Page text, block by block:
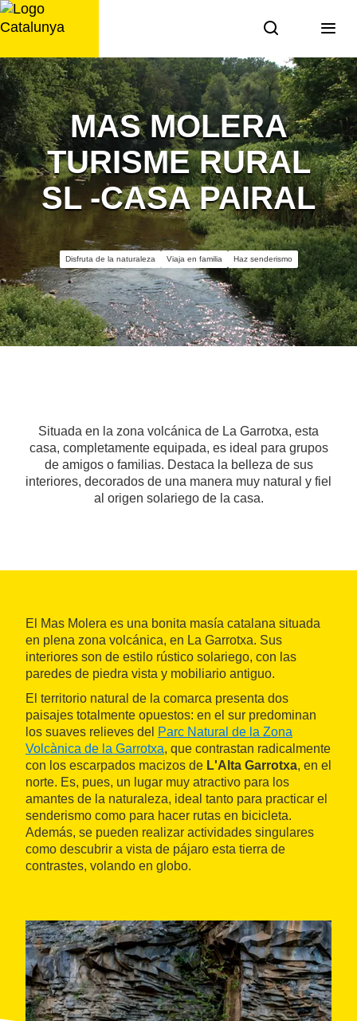
Saltar
al
MAS MOLERA
TURISME RURAL
SL -CASA PAIRAL
Disfruta de la naturaleza Viaja en familia Haz senderismo
Situada en la zona volcánica de La Garrotxa, esta
casa, completamente equipada, es ideal para grupos
de amigos o familias. Destaca la belleza de sus
interiores, decorados de una manera muy natural y fiel
al origen solariego de la casa.
El Mas Molera es una bonita masía catalana situada
en plena zona volcánica, en La Garrotxa. Sus
interiores son de estilo rústico solariego, con las
paredes de piedra vista y mobiliario antiguo.
El territorio natural de la comarca presenta dos
paisajes totalmente opuestos: en el sur predominan
los suaves relieves del Parc Natural de la Zona
Volcànica de la Garrotxa, que contrastan radicalmente
con los escarpados macizos de L'Alta Garrotxa, en el
norte. Es, pues, un lugar muy atractivo para los
amantes de la naturaleza, ideal tanto para practicar el
senderismo como para hacer rutas en bicicleta.
Además, se pueden realizar actividades singulares
como descubrir a vista de pájaro esta tierra de
contrastes, volando en globo.